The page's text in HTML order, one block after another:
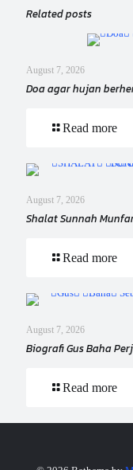
Related posts
August 7, 2026
Doa agar hujan
Read more
August 7, 2026
Shalat Sunnah
Read more
August 7, 2026
Biografi Gus Baha
Read more